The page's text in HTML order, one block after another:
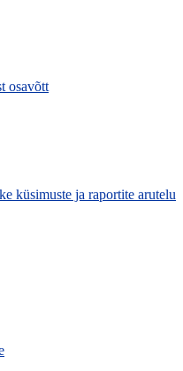
osavõtt
küsimuste ja raportite arutelu